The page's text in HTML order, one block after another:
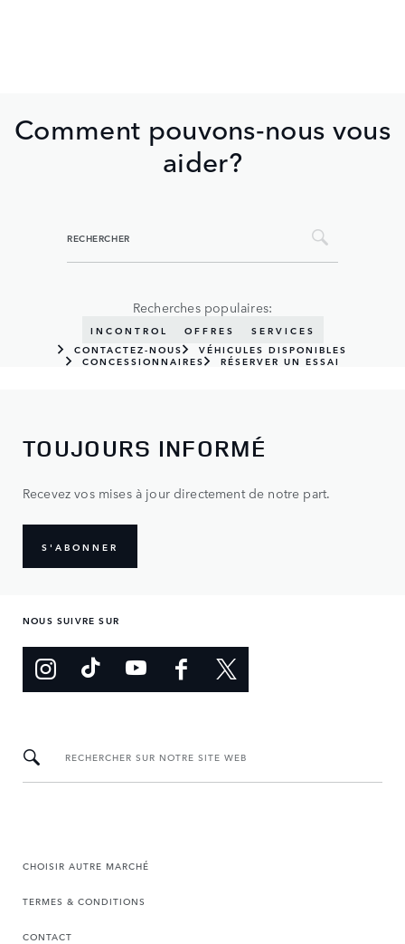
Comment pouvons-nous vous
aider?
Recherches populaires:
INCONTROL OFFRES
SERVICES
CONTACTEZ-NOUS
VÉHICULES DISPONIBLES
CONCESSIONNAIRES
RÉSERVER UN ESSAI
TOUJOURS INFORMÉ
Recevez vos mises à jour directement de notre part.
S'ABONNER
NOUS SUIVRE SUR
RECHERCHER SUR NOTRE SITE WEB
CHOISIR AUTRE MARCHÉ
TERMES & CONDITIONS
CONTACT